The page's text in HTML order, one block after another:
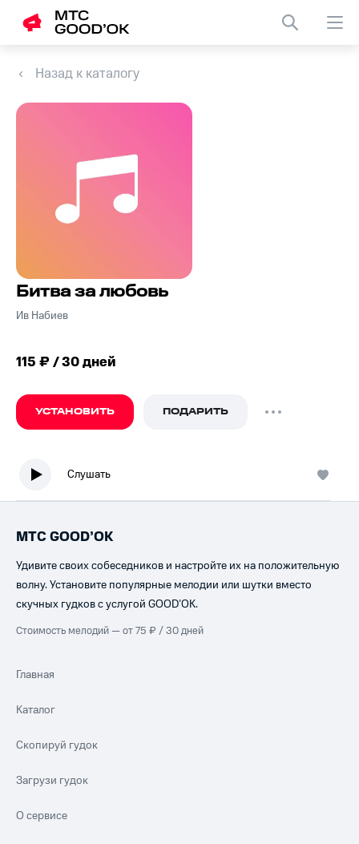
Назад к каталогу
Битва за любовь
Ив Набиев
115 ₽ / 30 дней
УСТАНОВИТЬ ПОДАРИТЬ
Слушать
МТС GOOD’OK
Удивите своих собеседников и настройте их на положительную
волну. Установите популярные мелодии или шутки вместо
скучных гудков с услугой GOOD’OK.
Стоимость мелодий — от 75 ₽ / 30 дней
Главная
Каталог
Скопируй гудок
Загрузи гудок
О сервисе